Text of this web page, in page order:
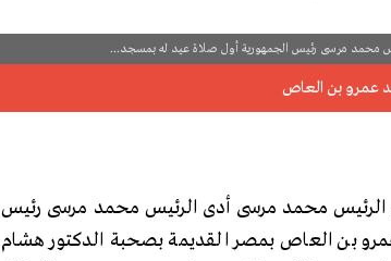
محمد مرسى رئيس الجمهورية أول صلاة عيد له بمسجد...
الرئيس محمد مرسى أدى الرئيس محمد مرسى رئيس
بن العاص بمصر القديمة بصحبة الدكتور هشام